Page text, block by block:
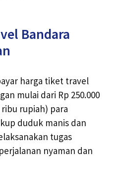
Bandara
harga tiket travel
mulai dari Rp 250.000
rupiah) para
duduk manis dan
tugas
nyaman dan